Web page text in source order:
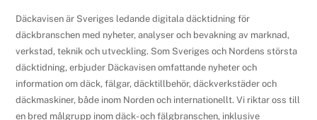
Däckavisen är Sveriges ledande digitala däcktidning för
däckbranschen med nyheter, analyser och bevakning av marknad,
verkstad, teknik och utveckling. Som Sveriges och Nordens största
däcktidning, erbjuder Däckavisen omfattande nyheter och
information om däck, fälgar, däcktillbehör, däckverkstäder och
däckmaskiner, både inom Norden och internationellt. Vi riktar oss till
en bred målgrupp inom däck- och fälgbranschen, inklusive